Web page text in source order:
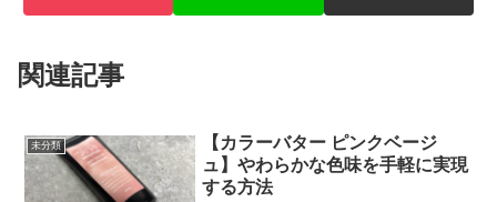
関連記事
未分類
【カラーバター ピンクベージ
ュ】やわらかな色味を手軽に実現
する方法